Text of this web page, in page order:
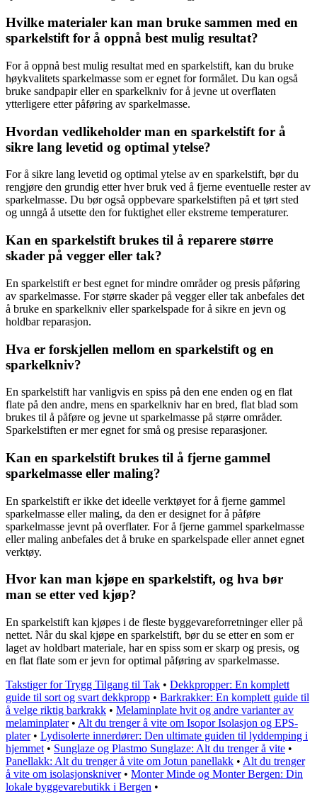
Hvilke materialer kan man bruke sammen med en
sparkelstift for å oppnå best mulig resultat?
For å oppnå best mulig resultat med en sparkelstift, kan du bruke
høykvalitets sparkelmasse som er egnet for formålet. Du kan også
bruke sandpapir eller en sparkelkniv for å jevne ut overflaten
ytterligere etter påføring av sparkelmasse.
Hvordan vedlikeholder man en sparkelstift for å
sikre lang levetid og optimal ytelse?
For å sikre lang levetid og optimal ytelse av en sparkelstift, bør du
rengjøre den grundig etter hver bruk ved å fjerne eventuelle rester av
sparkelmasse. Du bør også oppbevare sparkelstiften på et tørt sted
og unngå å utsette den for fuktighet eller ekstreme temperaturer.
Kan en sparkelstift brukes til å reparere større
skader på vegger eller tak?
En sparkelstift er best egnet for mindre områder og presis påføring
av sparkelmasse. For større skader på vegger eller tak anbefales det
å bruke en sparkelkniv eller sparkelspade for å sikre en jevn og
holdbar reparasjon.
Hva er forskjellen mellom en sparkelstift og en
sparkelkniv?
En sparkelstift har vanligvis en spiss på den ene enden og en flat
flate på den andre, mens en sparkelkniv har en bred, flat blad som
brukes til å påføre og jevne ut sparkelmasse på større områder.
Sparkelstiften er mer egnet for små og presise reparasjoner.
Kan en sparkelstift brukes til å fjerne gammel
sparkelmasse eller maling?
En sparkelstift er ikke det ideelle verktøyet for å fjerne gammel
sparkelmasse eller maling, da den er designet for å påføre
sparkelmasse jevnt på overflater. For å fjerne gammel sparkelmasse
eller maling anbefales det å bruke en sparkelspade eller annet egnet
verktøy.
Hvor kan man kjøpe en sparkelstift, og hva bør
man se etter ved kjøp?
En sparkelstift kan kjøpes i de fleste byggevareforretninger eller på
nettet. Når du skal kjøpe en sparkelstift, bør du se etter en som er
laget av holdbart materiale, har en spiss som er skarp og presis, og
en flat flate som er jevn for optimal påføring av sparkelmasse.
Takstiger for Trygg Tilgang til Tak • Dekkpropper: En komplett
guide til sort og svart dekkpropp • Barkrakker: En komplett guide til
å velge riktig barkrakk • Melaminplate hvit og andre varianter av
melaminplater• Alt du trenger å vite om Isopor Isolasjon og EPS-
plater• Lydisolerte innerdører: Den ultimate guiden til lyddemping i
hjemmet • Sunglaze og Plastmo Sunglaze: Alt du trenger å vite •
Panellakk: Alt du trenger å vite om Jotun panellakk • Alt du trenger
å vite om isolasjonskniver• Monter Minde og Monter Bergen: Din
lokale byggevarebutikk i Bergen •